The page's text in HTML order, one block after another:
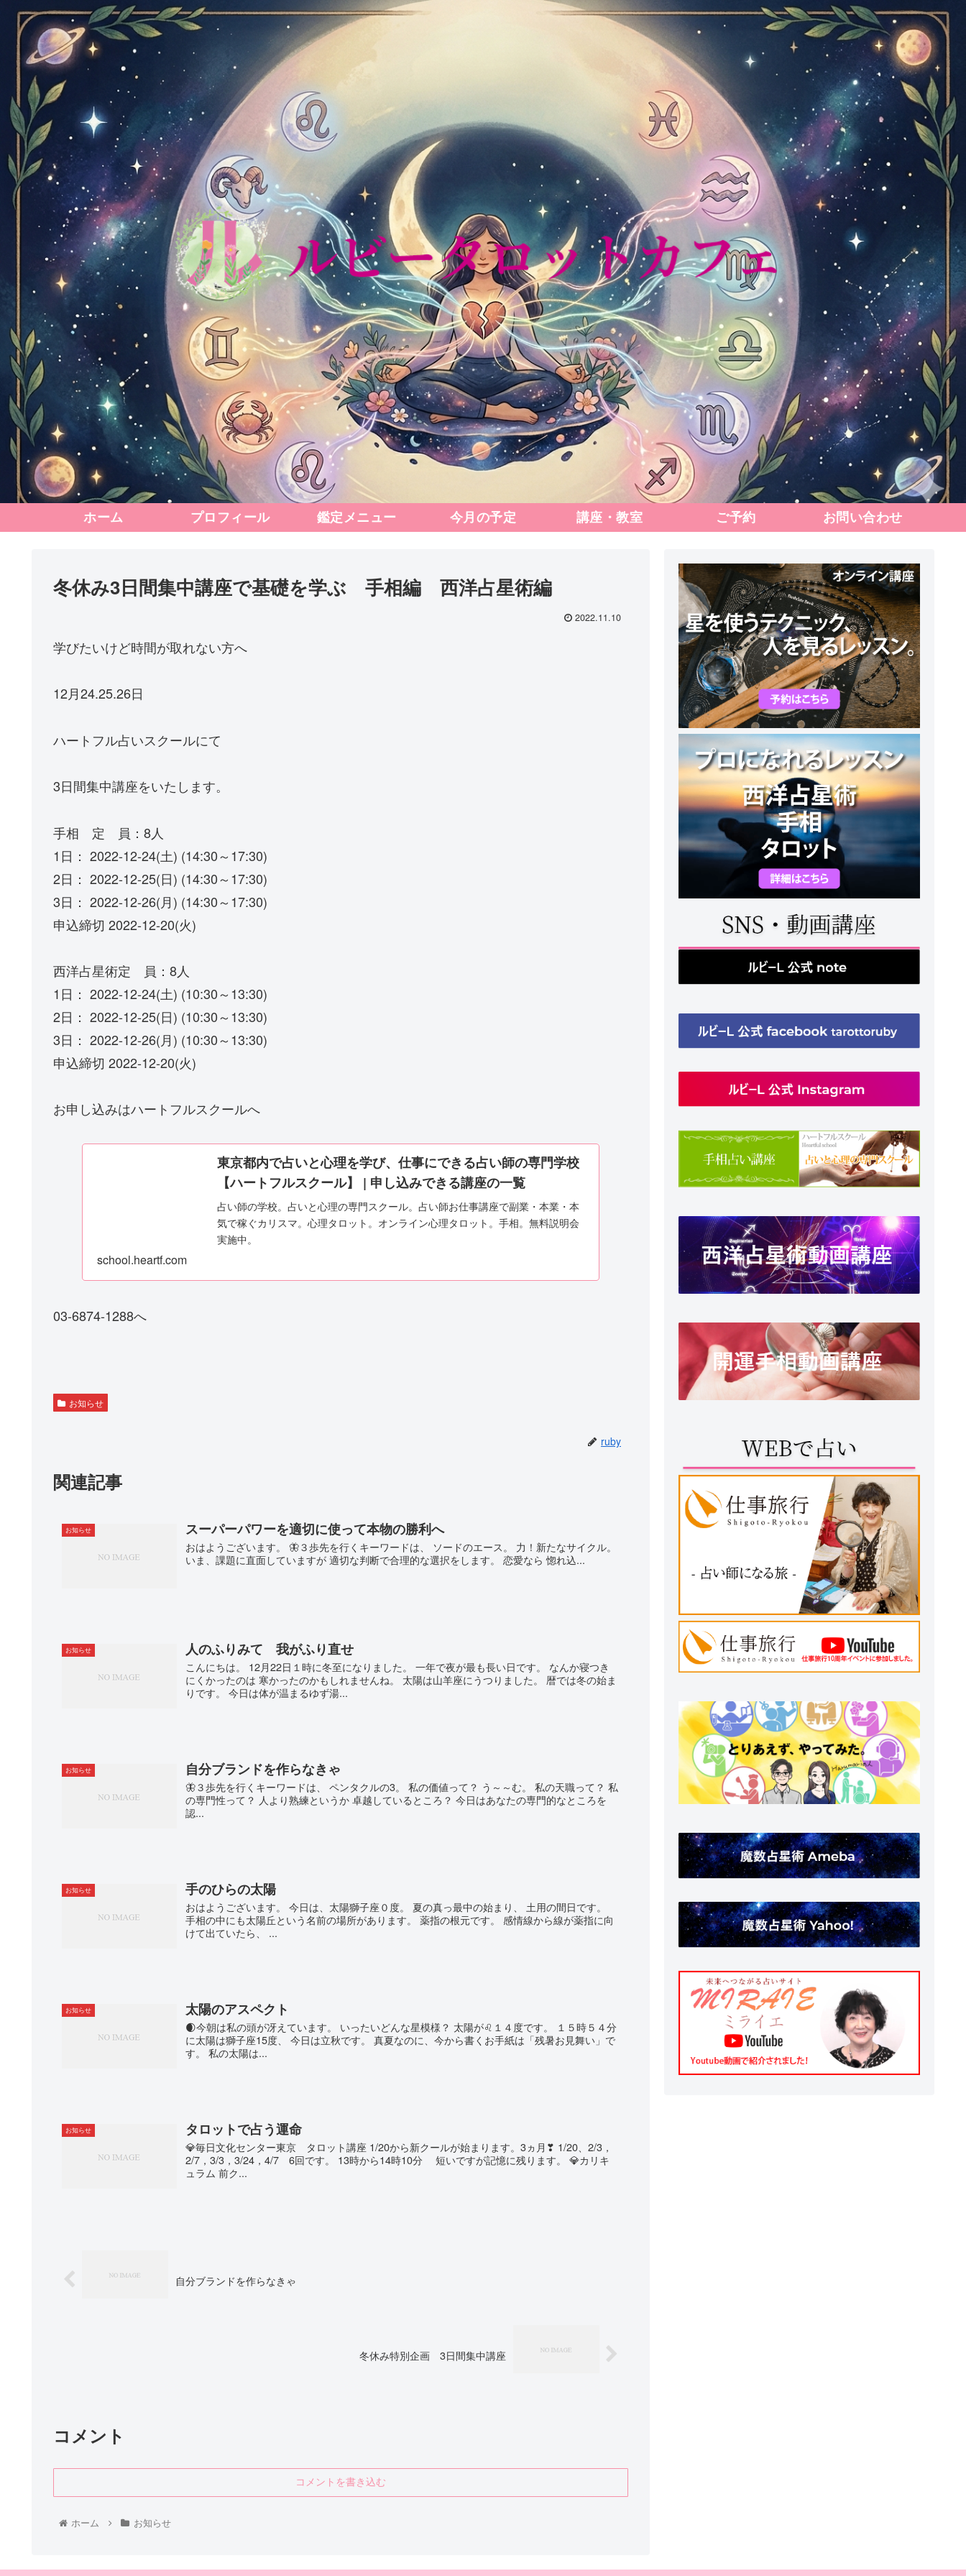
ホーム プロフィール 鑑定メニュー 今月の予定 講座・教室 ご予約 お問い合わせ
冬休み3日間集中講座で基礎を学ぶ 手相編 西洋占星術編
2022.11.10
学びたいけど時間が取れない方へ
12月24.25.26日
ハートフル占いスクールにて
3日間集中講座をいたします。
手相 定 員：8人
1日： 2022-12-24(土) (14:30～17:30)
2日： 2022-12-25(日) (14:30～17:30)
3日： 2022-12-26(月) (14:30～17:30)
申込締切 2022-12-20(火)
西洋占星術定 員：8人
1日： 2022-12-24(土) (10:30～13:30)
2日： 2022-12-25(日) (10:30～13:30)
3日： 2022-12-26(月) (10:30～13:30)
申込締切 2022-12-20(火)
お申し込みはハートフルスクールへ
東京都内で占いと心理を学び、仕事にできる占い師の専門学校
【ハートフルスクール】 | 申し込みできる講座の一覧
占い師の学校。占いと心理の専門スクール。占い師お仕事講座で副業・本業・本
気で稼ぐカリスマ。心理タロット。オンライン心理タロット。手相。無料説明会
実施中。
school.heartf.com
03-6874-1288へ
お知らせ
ruby
関連記事
お知らせ スーパーパワーを適切に使って本物の勝利へ
おはようございます。 🦋３歩先を行くキーワードは、 ソードのエース。 力！新たなサイクル。
いま、課題に直面していますが 適切な判断で合理的な選択をします。 恋愛なら 惚れ込...
お知らせ 人のふりみて 我がふり直せ
こんにちは。 12月22日１時に冬至になりました。 一年で夜が最も長い日です。 なんか寝つき
にくかったのは 寒かったのかもしれませんね。 太陽は山羊座にうつりました。 暦では冬の始ま
りです。 今日は体が温まるゆず湯...
お知らせ 自分ブランドを作らなきゃ
🦋３歩先を行くキーワードは、 ペンタクルの3。 私の価値って？ う～～む。 私の天職って？ 私
の専門性って？ 人より熟練というか 卓越しているところ？ 今日はあなたの専門的なところを
認...
お知らせ 手のひらの太陽
おはようございます。 今日は、太陽獅子座０度。 夏の真っ最中の始まり、 土用の間日です。
手相の中にも太陽丘という名前の場所があります。 薬指の根元です。 感情線から線が薬指に向
けて出ていたら、 ...
お知らせ 太陽のアスペクト
🌒今朝は私の頭が冴えています。 いったいどんな星模様？ 太陽が♌１４度です。 １５時５４分
に太陽は獅子座15度、 今日は立秋です。 真夏なのに、今から書くお手紙は「残暑お見舞い」で
す。 私の太陽は...
お知らせ タロットで占う運命
💎毎日文化センター東京 タロット講座 1/20から新クールが始まります。3ヵ月❣ 1/20、2/3，
2/7，3/3，3/24，4/7 6回です。 13時から14時10分 短いですが記憶に残ります。 💎カリキ
ュラム 前ク...
自分ブランドを作らなきゃ
冬休み特別企画 3日間集中講座
コメント
コメントを書き込む
ホーム お知らせ